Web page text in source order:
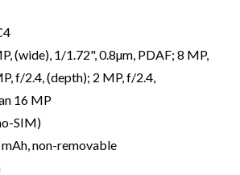
(wide), 1/1.72", 0.8µm, PDAF; 8 MP,
f/2.4, (depth); 2 MP, f/2.4,
16 MP
SIM)
non-removable